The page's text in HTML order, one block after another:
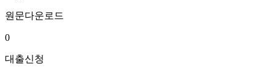
원문다운로드
0
대출신청